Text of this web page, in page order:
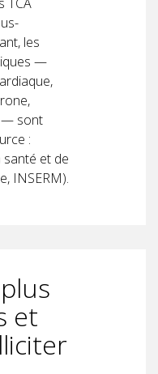
les
—
— sont
:
et de
INSERM).
et